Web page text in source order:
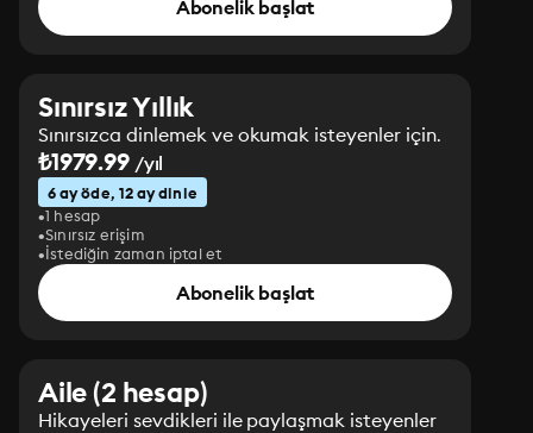
Abonelik başlat
Sınırsız Yıllık
Sınırsızca dinlemek ve okumak isteyenler için.
₺1979.99/yıl
6 ay öde, 12 ay dinle
1 hesap
Sınırsız erişim
İstediğin zaman iptal et
Abonelik başlat
Aile (2 hesap)
Hikayeleri sevdikleri ile paylaşmak isteyenler